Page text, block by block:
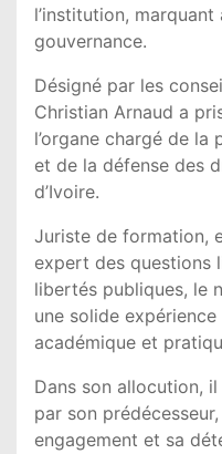
l’institution,
gouvernance.
Désigné par les
Christian Arnaud a
l’organe chargé de
et de la défense des
d’Ivoire.
Juriste de formation,
expert des questions
libertés publiques, le
une solide
académique et
Dans son allocution,
par son
engagement et sa